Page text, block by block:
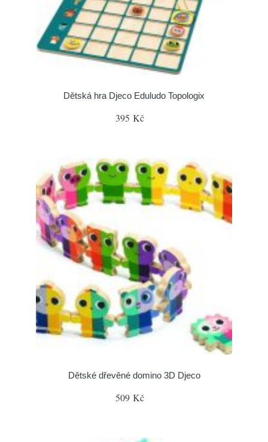
Dětská hra Djeco Eduludo Topologix
395 Kč
Dětské dřevěné domino 3D Djeco
509 Kč